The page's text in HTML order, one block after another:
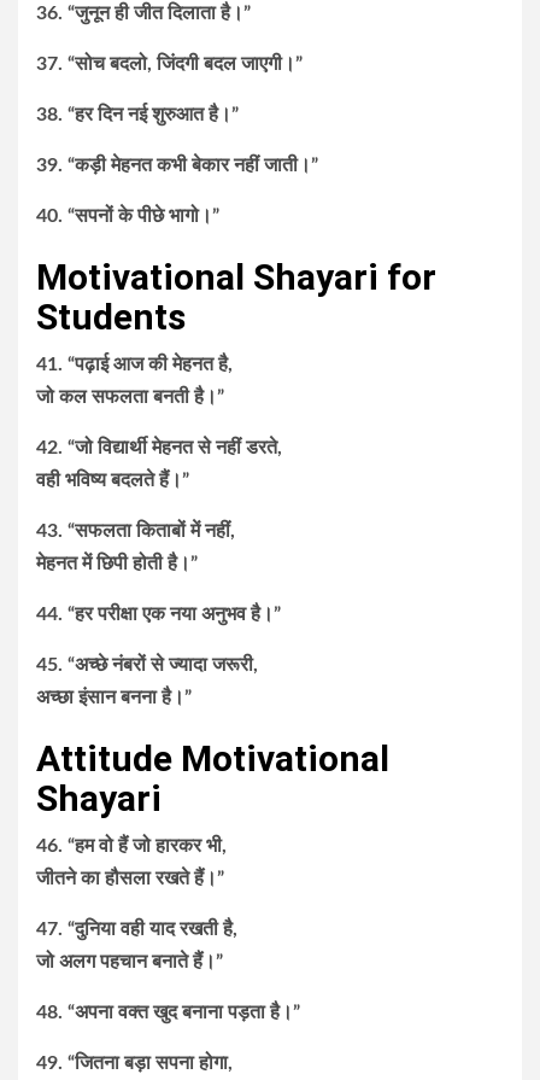
36. “जुनून ही जीत दिलाता है।”
37. “सोच बदलो, जिंदगी बदल जाएगी।”
38. “हर दिन नई शुरुआत है।”
39. “कड़ी मेहनत कभी बेकार नहीं जाती।”
40. “सपनों के पीछे भागो।”
Motivational Shayari for
Students
41. “पढ़ाई आज की मेहनत है,
जो कल सफलता बनती है।”
42. “जो विद्यार्थी मेहनत से नहीं डरते,
वही भविष्य बदलते हैं।”
43. “सफलता किताबों में नहीं,
मेहनत में छिपी होती है।”
44. “हर परीक्षा एक नया अनुभव है।”
45. “अच्छे नंबरों से ज्यादा जरूरी,
अच्छा इंसान बनना है।”
Attitude Motivational
Shayari
46. “हम वो हैं जो हारकर भी,
जीतने का हौसला रखते हैं।”
47. “दुनिया वही याद रखती है,
जो अलग पहचान बनाते हैं।”
48. “अपना वक्त खुद बनाना पड़ता है।”
49. “जितना बड़ा सपना होगा,